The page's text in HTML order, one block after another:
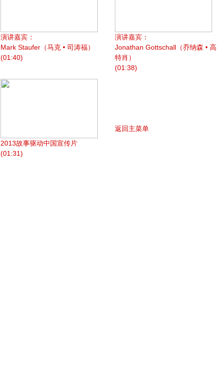
演讲嘉宾：
Mark Staufer（马克 • 司涛福）
(01:40)
演讲嘉宾：
Jonathan Gottschall（乔纳森 • 高
特肖）
(01:38)
2013故事驱动中国宣传片
(01:31)
返回主菜单